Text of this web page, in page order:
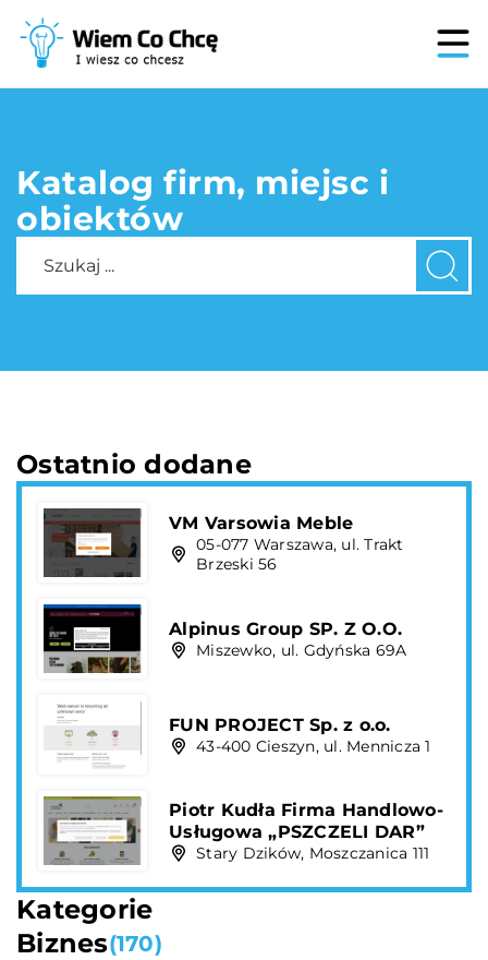
Katalog firm, miejsc i
obiektów
Ostatnio dodane
VM Varsowia Meble
05-077 Warszawa, ul. Trakt
Brzeski 56
Alpinus Group SP. Z O.O.
Miszewko, ul. Gdyńska 69A
FUN PROJECT Sp. z o.o.
43-400 Cieszyn, ul. Mennicza 1
Piotr Kudła Firma Handlowo-
Usługowa „PSZCZELI DAR”
Stary Dzików, Moszczanica 111
Kategorie
Biznes(170)